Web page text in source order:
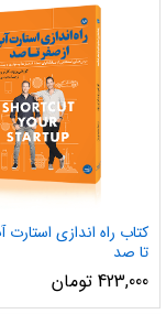
کتاب راه اندازی استارت
تا صد
423,000 تومان